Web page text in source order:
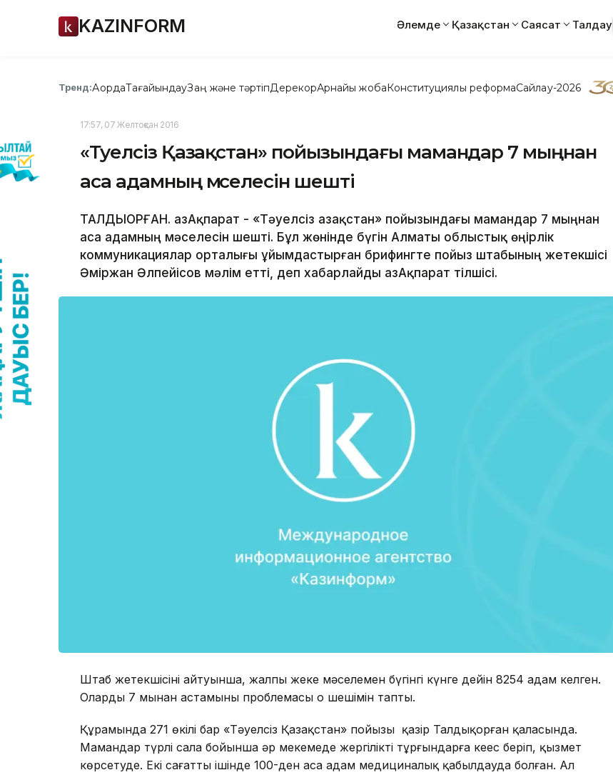
KAZINFORM Әлемде Қазақстан Саясат Талдау
Тренд:АқордаТағайындауЗаң және тәртіпДерекқорАрнайы жобаКонституциялық реформаСайлау-2026
17:57, 07 Желтоқсан 2016
«Тәуелсіз Қазақстан» пойызындағы мамандар 7 мыңнан
аса адамның мәселесін шешті
ТАЛДЫҚОРҒАН. ҚазАқпарат - «Тәуелсіз Қазақстан» пойызындағы мамандар 7 мыңнан
аса адамның мәселесін шешті. Бұл жөнінде бүгін Алматы облыстық өңірлік
коммуникациялар орталығы ұйымдастырған брифингте пойыз штабының жетекшісі
Әміржан Әлпейісов мәлім етті, деп хабарлайды ҚазАқпарат тілшісі.
Штаб жетекшісінің айтуынша, жалпы жеке мәселемен бүгінгі күнге дейін 8254 адам келген.
Олардың 7 мыңнан астамының проблемасы оң шешімін тапты.
Құрамында 271 өкілі бар «Тәуелсіз Қазақстан» пойызы қазір Талдықорған қаласында.
Мамандар түрлі сала бойынша әр мекемеде жергілікті тұрғындарға кеңес беріп, қызмет
көрсетуде. Екі сағаттың ішінде 100-ден аса адам медициналық қабылдауда болған. Ал